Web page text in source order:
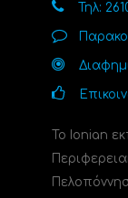
Τηλ:
Το Ionian